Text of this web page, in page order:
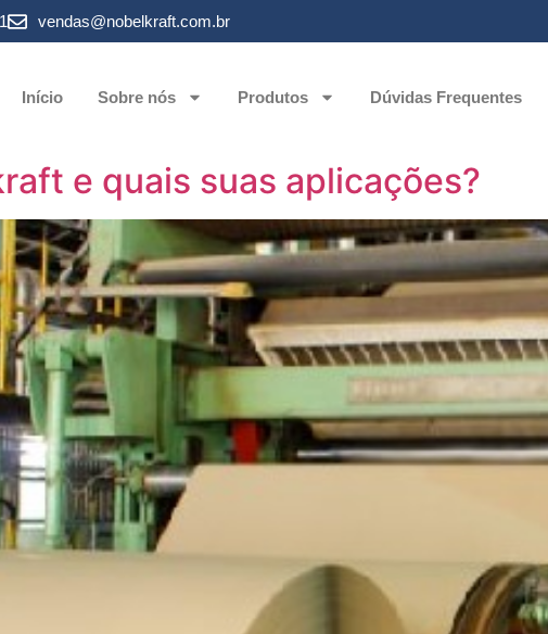
vendas@nobelkraft.com.br
Início Sobre nós Produtos Dúvidas Frequentes
e quais suas aplicações?